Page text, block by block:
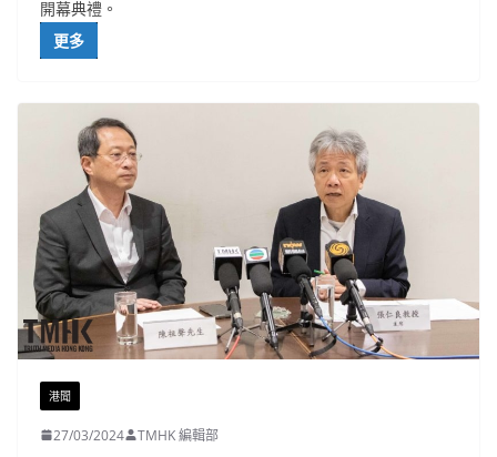
開幕典禮。
更多
港聞
27/03/2024 TMHK 編輯部